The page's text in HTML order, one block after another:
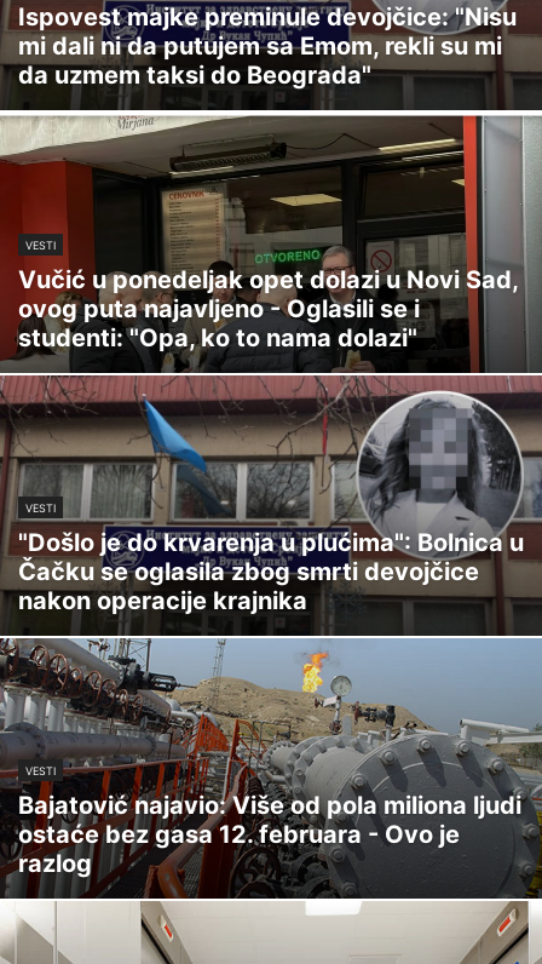
Ispovest majke preminule devojčice: "Nisu
mi dali ni da putujem sa Emom, rekli su mi
da uzmem taksi do Beograda"
VESTI
Vučić u ponedeljak opet dolazi u Novi Sad,
ovog puta najavljeno - Oglasili se i
studenti: "Opa, ko to nama dolazi"
VESTI
"Došlo je do krvarenja u plućima": Bolnica u
Čačku se oglasila zbog smrti devojčice
nakon operacije krajnika
VESTI
Bajatović najavio: Više od pola miliona ljudi
ostaće bez gasa 12. februara - Ovo je
razlog